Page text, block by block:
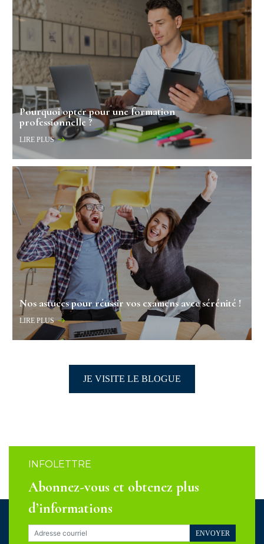
Pourquoi opter pour une formation
professionnelle ?
LIRE PLUS
Nos astuces pour réussir vos examens avec sérénité !
LIRE PLUS
JE VISITE LE BLOGUE
INFOLETTRE
Abonnez-vous et obtenez plus
d’informations
ENVOYER